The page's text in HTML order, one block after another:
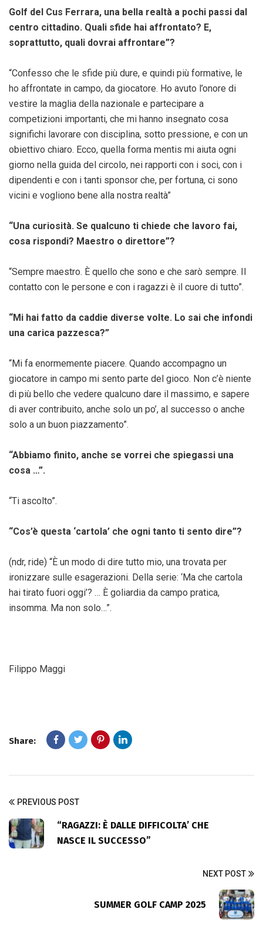
Golf del Cus Ferrara, una bella realtà a pochi passi dal
centro cittadino. Quali sfide hai affrontato? E,
soprattutto, quali dovrai affrontare”?
“Confesso che le sfide più dure, e quindi più formative, le
ho affrontate in campo, da giocatore. Ho avuto l’onore di
vestire la maglia della nazionale e partecipare a
competizioni importanti, che mi hanno insegnato cosa
significhi lavorare con disciplina, sotto pressione, e con un
obiettivo chiaro. Ecco, quella forma mentis mi aiuta ogni
giorno nella guida del circolo, nei rapporti con i soci, con i
dipendenti e con i tanti sponsor che, per fortuna, ci sono
vicini e vogliono bene alla nostra realtà”
“Una curiosità. Se qualcuno ti chiede che lavoro fai,
cosa rispondi? Maestro o direttore”?
“Sempre maestro. È quello che sono e che sarò sempre. Il
contatto con le persone e con i ragazzi è il cuore di tutto”.
“Mi hai fatto da caddie diverse volte. Lo sai che infondi
una carica pazzesca?”
“Mi fa enormemente piacere. Quando accompagno un
giocatore in campo mi sento parte del gioco. Non c’è niente
di più bello che vedere qualcuno dare il massimo, e sapere
di aver contribuito, anche solo un po’, al successo o anche
solo a un buon piazzamento”.
“Abbiamo finito, anche se vorrei che spiegassi una
cosa …”.
“Ti ascolto”.
“Cos’è questa ‘cartola’ che ogni tanto ti sento dire”?
(ndr, ride) “È un modo di dire tutto mio, una trovata per
ironizzare sulle esagerazioni. Della serie: ‘Ma che cartola
hai tirato fuori oggi’? … È goliardia da campo pratica,
insomma. Ma non solo…”.
Filippo Maggi
Share:
PREVIOUS POST
“RAGAZZI: È DALLE DIFFICOLTA’ CHE
NASCE IL SUCCESSO”
NEXT POST
SUMMER GOLF CAMP 2025